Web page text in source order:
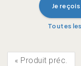
Je
« Produit préc.